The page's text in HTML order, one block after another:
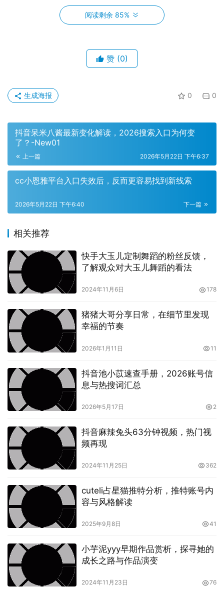
网络连接问题
AfreecaTV的服务器主要位于韩国，对于中国用户来说，网
甚至在选择服务器时卡关。为了提升用户体验，AfreecaTV
需要在中国设立更多服务器，优化网络连接。
地区封锁与网络审查
中国的网络审查政策较为严格，某些境外网站和应用可能会
被屏蔽。这也是AfreecaTV在中国市场推广困难的一个重要
原因。尽管AfreecaTV本身并非违法内容，但由于政策限
制，仍可能导致部分用户无法顺利访问。
用户习惯与选择困
中国市场有许多成熟的直播平台，如虎牙、斗鱼等，这些平
AfreecaTV在中国市场的推广力度不足，用户知晓度和认知
度较低，导致选择困难。
解决方案：如何让更多中国用户顺利进入AfreecaTV
阅读剩余 85%
赞 (0)
0 0
生成海报
抖音呆米八酱最新变化解读，2026搜索入口为何变
了？-New01
上一篇 2026年5月22日 下午6:37
cc小恩雅平台入口失效后，反而更容易找到新线索
下一篇
2026年5月22日 下午6:40
相关推荐
快手大玉儿定制舞蹈的粉丝反馈，
了解观众对大玉儿舞蹈的看法
2024年11月6日 178
猪猪大哥分享日常，在细节里发现
幸福的节奏
2026年1月11日 11
抖音池小苡速查手册，2026账号信
息与热搜词汇总
2026年5月17日 2
抖音麻辣兔头63分钟视频，热门视
频再现
2024年11月25日 362
cuteli占星猫推特分析，推特账号内
容与风格解读
2025年9月8日 41
小芋泥yyy早期作品赏析，探寻她的
成长之路与作品演变
2024年11月23日 76